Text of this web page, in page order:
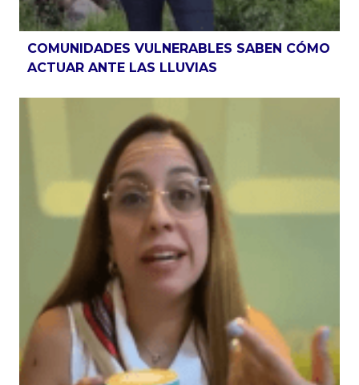
COMUNIDADES VULNERABLES SABEN CÓMO
ACTUAR ANTE LAS LLUVIAS